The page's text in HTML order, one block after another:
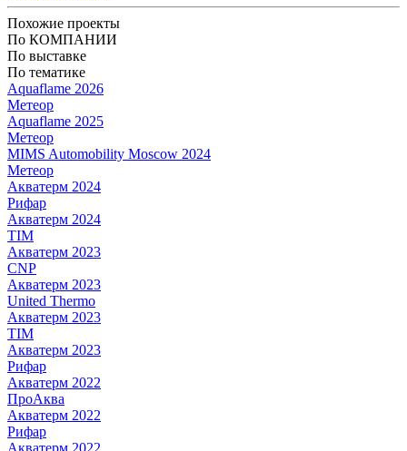
Похожие проекты
По КОМПАНИИ
По выставке
По тематике
Aquaflame 2026
Метеор
Aquaflame 2025
Метеор
MIMS Automobility Moscow 2024
Метеор
Акватерм 2024
Рифар
Акватерм 2024
TIM
Акватерм 2023
CNP
Акватерм 2023
United Thermo
Акватерм 2023
TIM
Акватерм 2023
Рифар
Акватерм 2022
ПроАква
Акватерм 2022
Рифар